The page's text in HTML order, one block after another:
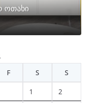
ოთახი
F S S
1 2